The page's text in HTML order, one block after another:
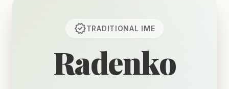
verifiedTRADITIONAL IME
Radenko